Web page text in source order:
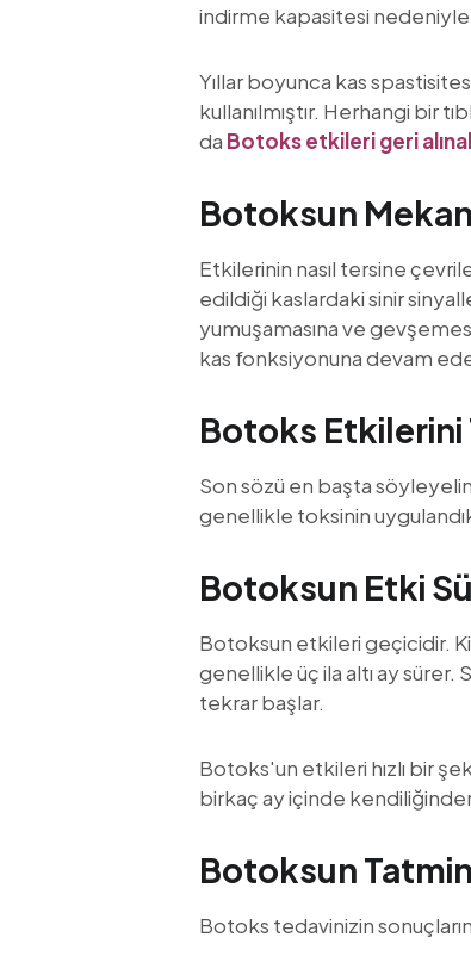
indirme kapasitesi
Yıllar boyunca kas
kullanılmıştır. Herhangi bir
da Botoks etkileri geri
Botoksun
Etkilerinin nasıl tersine
edildiği kaslardaki sinir
yumuşamasına ve
kas fonksiyonuna devam
Botoks Etkilerini
Son sözü en başta
genellikle toksinin
Botoksun Etki
Botoksun etkileri geçicidir.
genellikle üç ila altı ay
tekrar başlar.
Botoks'un etkileri hızlı bir
birkaç ay içinde
Botoksun
Botoks tedavinizin